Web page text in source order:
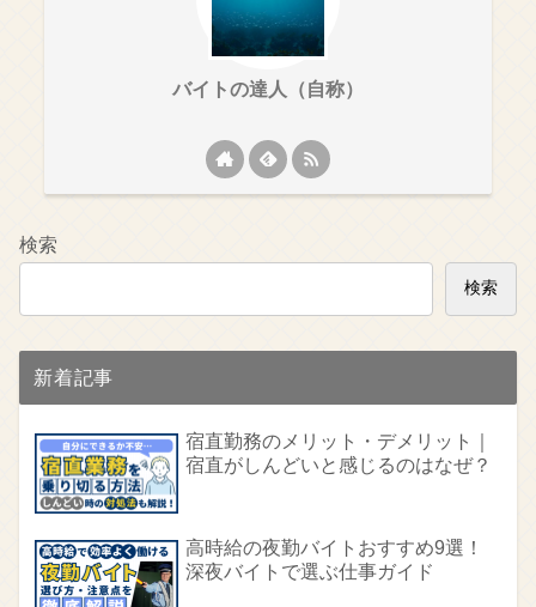
バイトの達人（自称）
検索
検索
新着記事
宿直勤務のメリット・デメリット｜
宿直がしんどいと感じるのはなぜ？
高時給の夜勤バイトおすすめ9選！
深夜バイトで選ぶ仕事ガイド